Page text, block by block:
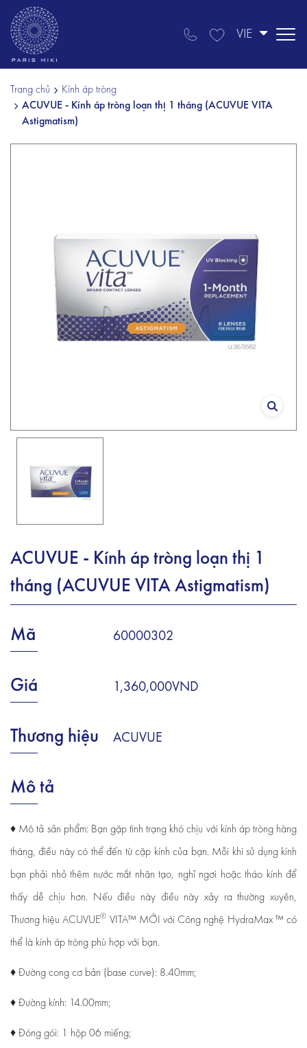
VIE
Trang chủ
Kính áp tròng
ACUVUE - Kính áp tròng loạn thị 1 tháng (ACUVUE VITA
Astigmatism)
ACUVUE - Kính áp tròng loạn thị 1
tháng (ACUVUE VITA Astigmatism)
Mã 60000302
Giá 1,360,000VND
Thương hiệu ACUVUE
Mô tả
♦ Mô tả sản phẩm: Bạn gặp tình trạng khó chịu với kính áp tròng hàng
tháng, điều này có thể đến từ cặp kính của bạn. Mỗi khi sử dụng kính
bạn phải nhỏ thêm nước mắt nhân tạo, nghỉ ngơi hoặc tháo kính để
thấy dễ chịu hơn. Nếu điều này điều này xảy ra thường xuyên,
Thương hiệu ACUVUE® VITA™ MỚI với Công nghệ HydraMax ™ có
thể là kính áp tròng phù hợp với bạn.
♦ Đường cong cơ bản (base curve): 8.40mm;
♦ Đường kính: 14.00mm;
♦ Đóng gói: 1 hộp 06 miếng;